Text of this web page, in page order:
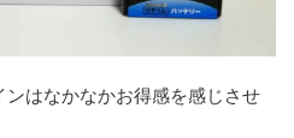
はなかなかお得感を感じさせ